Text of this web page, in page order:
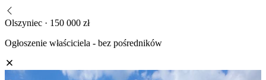
Olszyniec · 150 000 zł
Ogłoszenie właściciela - bez pośredników